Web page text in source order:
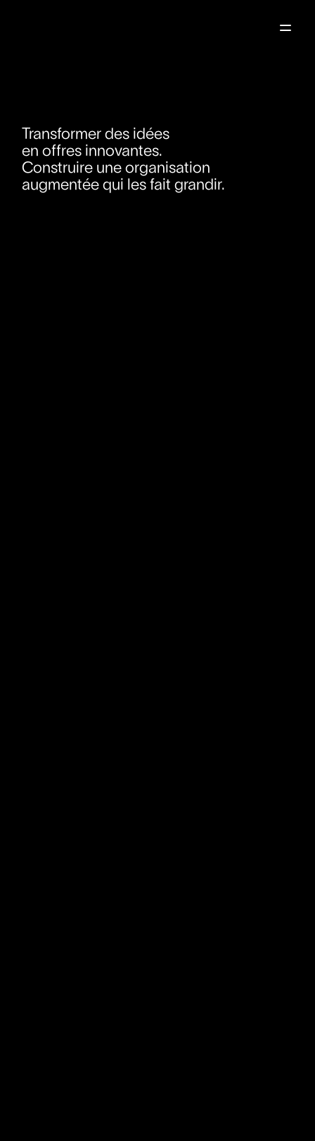
Transformer des idées
en offres innovantes.
Construire une organisation
augmentée qui les fait grandir.